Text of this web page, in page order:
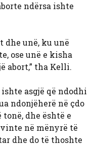
ndërsa ishte
dhe unë, ku unë
ose unë e kisha
abort,” tha Kelli.
asgjë që ndodhi
ndonjëherë në çdo
dhe është e
në mënyrë të
dhe do të thoshte